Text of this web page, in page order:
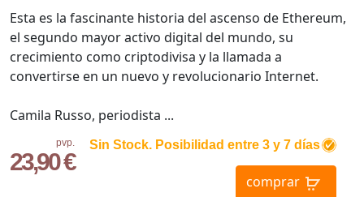
pvp.
23,90 €
Sin Stock. Posibilidad entre 3 y 7 días
comprar
Esta es la fascinante historia del ascenso de Ethereum,
el segundo mayor activo digital del mundo, su
crecimiento como criptodivisa y la llamada a
convertirse en un nuevo y revolucionario Internet.
Camila Russo, periodista ...